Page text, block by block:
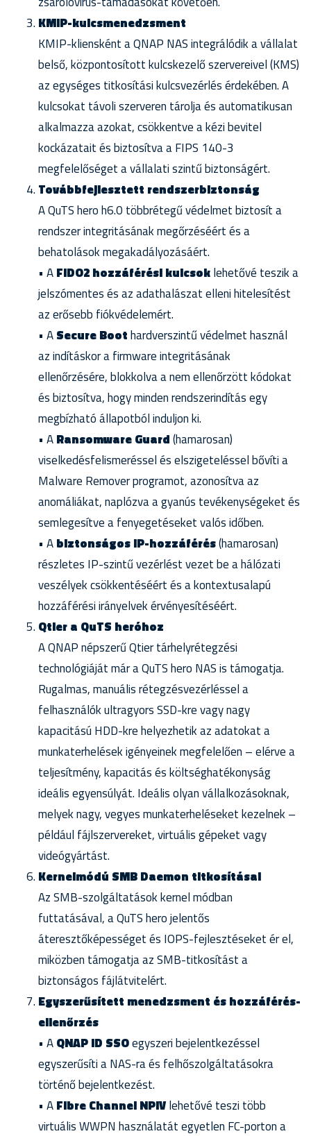
KMIP-kulcsmenedzsment
KMIP-kliensként a QNAP NAS integrálódik a vállalat
belső, központosított kulcskezelő szervereivel (KMS)
az egységes titkosítási kulcsvezérlés érdekében. A
kulcsokat távoli szerveren tárolja és automatikusan
alkalmazza azokat, csökkentve a kézi bevitel
kockázatait és biztosítva a FIPS 140-3
megfelelőséget a vállalati szintű biztonságért.
Továbbfejlesztett rendszerbiztonság
A QuTS hero h6.0 többrétegű védelmet biztosít a
rendszer integritásának megőrzéséért és a
behatolások megakadályozásáért.
• AFIDO2 hozzáférési kulcsoklehetővé teszik a
jelszómentes és az adathalászat elleni hitelesítést
az erősebb fiókvédelemért.
• ASecure Boothardverszintű védelmet használ
az indításkor a firmware integritásának
ellenőrzésére, blokkolva a nem ellenőrzött kódokat
és biztosítva, hogy minden rendszerindítás egy
megbízható állapotból induljon ki.
• ARansomware Guard(hamarosan)
viselkedésfelismeréssel és elszigeteléssel bővíti a
Malware Remover programot, azonosítva az
anomáliákat, naplózva a gyanús tevékenységeket és
semlegesítve a fenyegetéseket valós időben.
• Abiztonságos IP-hozzáférés(hamarosan)
részletes IP-szintű vezérlést vezet be a hálózati
veszélyek csökkentéséért és a kontextusalapú
hozzáférési irányelvek érvényesítéséért.
Qtier a QuTS heróhoz
A QNAP népszerű Qtier tárhelyrétegzési
technológiáját már a QuTS hero NAS is támogatja.
Rugalmas, manuális rétegzésvezérléssel a
felhasználók ultragyors SSD-kre vagy nagy
kapacitású HDD-kre helyezhetik az adatokat a
munkaterhelések igényeinek megfelelően – elérve a
teljesítmény, kapacitás és költséghatékonyság
ideális egyensúlyát. Ideális olyan vállalkozásoknak,
melyek nagy, vegyes munkaterheléseket kezelnek –
például fájlszervereket, virtuális gépeket vagy
videógyártást.
Kernelmódú SMB Daemon titkosításal
Az SMB-szolgáltatások kernel módban
futtatásával, a QuTS hero jelentős
áteresztőképességet és IOPS-fejlesztéseket ér el,
miközben támogatja az SMB-titkosítást a
biztonságos fájlátvitelért.
Egyszerűsített menedzsment és hozzáférés-
ellenőrzés
• AQNAP ID SSOegyszeri bejelentkezéssel
egyszerűsíti a NAS-ra és felhőszolgáltatásokra
történő bejelentkezést.
• AFibre Channel NPIVlehetővé teszi több
virtuális WWPN használatát egyetlen FC-porton a